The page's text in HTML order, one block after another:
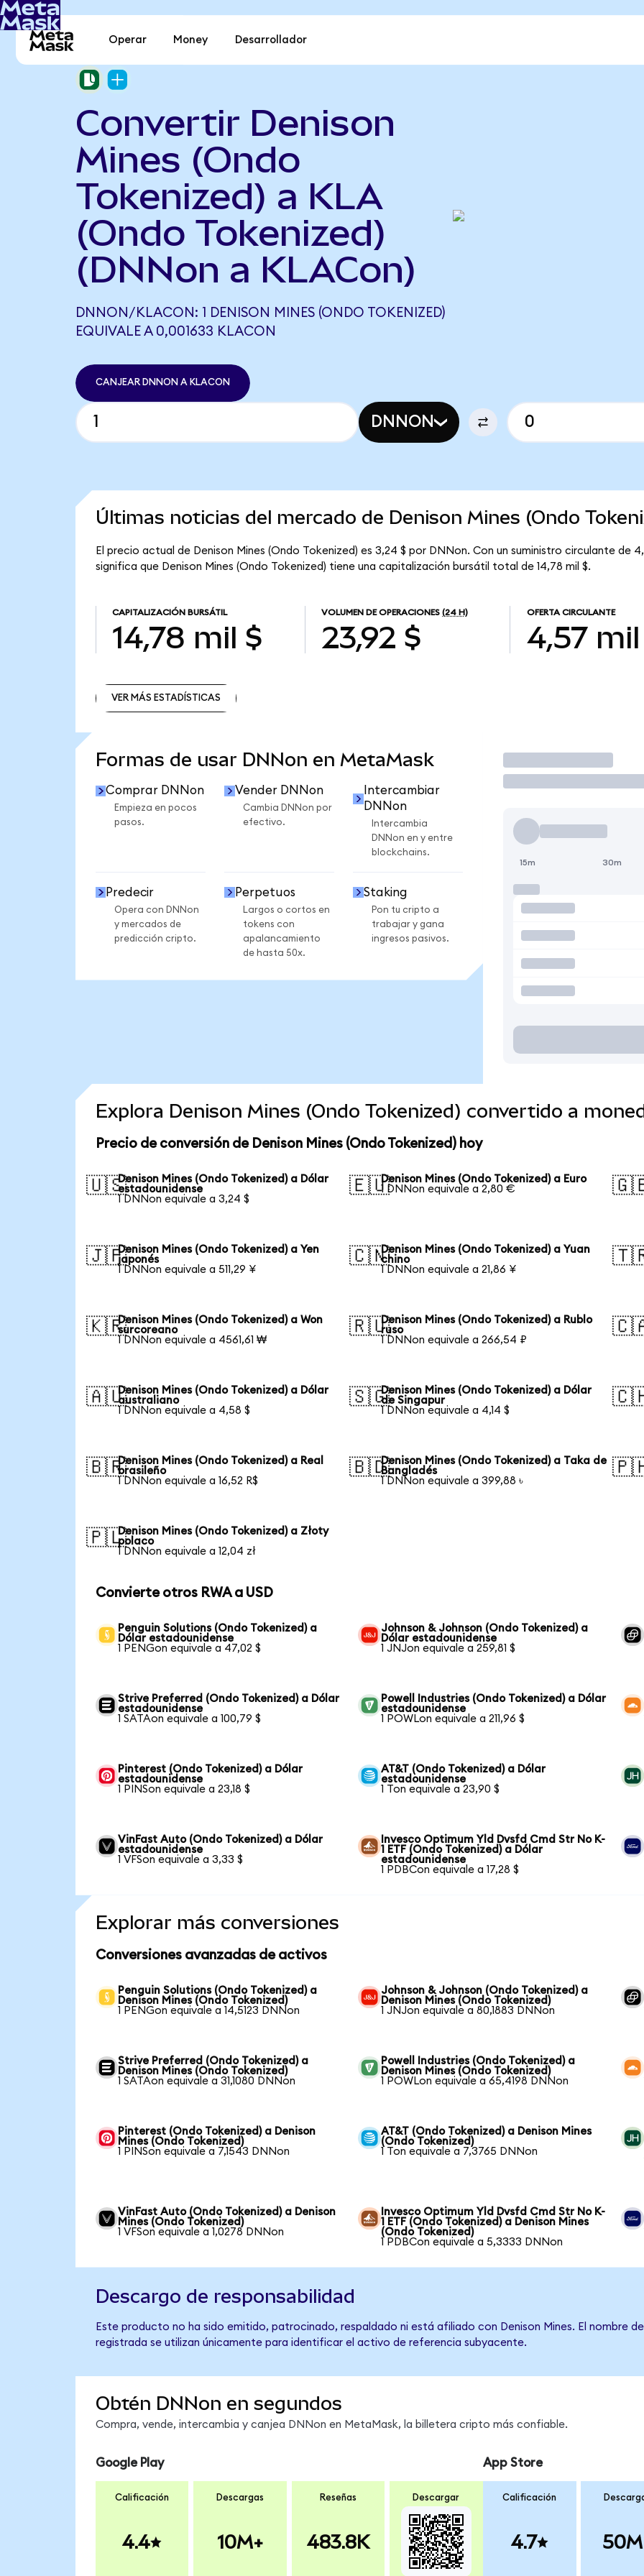
Operar Money Desarrollador
Convertir Denison
Mines (Ondo
Tokenized) a KLA
(Ondo Tokenized)
(DNNon a KLACon)
DNNON/KLACON: 1 DENISON MINES (ONDO TOKENIZED)
EQUIVALE A 0,001633 KLACON
CANJEAR DNNON A KLACON
DNNON
Últimas noticias del mercado de Denison Mines (Ondo
El precio actual de Denison Mines (Ondo Tokenized) es 3,24 $ por DNNon. Con un suministro circulante de
significa que Denison Mines (Ondo Tokenized) tiene una capitalización bursátil total de 14,78 mil $.
CAPITALIZACIÓN BURSÁTIL
14,78 mil $
VOLUMEN DE OPERACIONES (24 H)
23,92 $
OFERTA CIRCULANTE
4,57 mil
VER MÁS ESTADÍSTICAS
Formas de usar DNNon en MetaMask
Comprar DNNon
Empieza en pocos
pasos.
Vender DNNon
Cambia DNNon por
efectivo.
Intercambiar
DNNon
Intercambia
DNNon en y entre
blockchains.
Predecir
Opera con DNNon
y mercados de
predicción cripto.
Perpetuos
Largos o cortos en
tokens con
apalancamiento
de hasta 50x.
Staking
Pon tu cripto a
trabajar y gana
ingresos pasivos.
Operar
15m 30m
Explora Denison Mines (Ondo Tokenized) convertido a
Precio de conversión de Denison Mines (Ondo Tokenized) hoy
🇺🇸Denison Mines (Ondo Tokenized) a Dólar
estadounidense
1 DNNon equivale a 3,24 $
🇪🇺Denison Mines (Ondo Tokenized) a Euro
1 DNNon equivale a 2,80 €
🇯🇵Denison Mines (Ondo Tokenized) a Yen
japonés
1 DNNon equivale a 511,29 ¥
🇨🇳Denison Mines (Ondo Tokenized) a Yuan
chino
1 DNNon equivale a 21,86 ¥
🇰🇷Denison Mines (Ondo Tokenized) a Won
surcoreano
1 DNNon equivale a 4561,61 ₩
🇷🇺Denison Mines (Ondo Tokenized) a Rublo
ruso
1 DNNon equivale a 266,54 ₽
🇦🇺Denison Mines (Ondo Tokenized) a Dólar
australiano
1 DNNon equivale a 4,58 $
🇸🇬Denison Mines (Ondo Tokenized) a Dólar
de Singapur
1 DNNon equivale a 4,14 $
🇧🇷Denison Mines (Ondo Tokenized) a Real
brasileño
1 DNNon equivale a 16,52 R$
🇧🇩Denison Mines (Ondo Tokenized) a Taka de
Bangladés
1 DNNon equivale a 399,88 ৳
🇵🇱Denison Mines (Ondo Tokenized) a Złoty
polaco
1 DNNon equivale a 12,04 zł
Convierte otros RWA a USD
Penguin Solutions (Ondo Tokenized) a
Dólar estadounidense
1 PENGon equivale a 47,02 $
Johnson & Johnson (Ondo Tokenized) a
Dólar estadounidense
1 JNJon equivale a 259,81 $
Strive Preferred (Ondo Tokenized) a Dólar
estadounidense
1 SATAon equivale a 100,79 $
Powell Industries (Ondo Tokenized) a Dólar
estadounidense
1 POWLon equivale a 211,96 $
Pinterest (Ondo Tokenized) a Dólar
estadounidense
1 PINSon equivale a 23,18 $
AT&T (Ondo Tokenized) a Dólar
estadounidense
1 Ton equivale a 23,90 $
VinFast Auto (Ondo Tokenized) a Dólar
estadounidense
1 VFSon equivale a 3,33 $
Invesco Optimum Yld Dvsfd Cmd Str No K-
1 ETF (Ondo Tokenized) a Dólar
estadounidense
1 PDBCon equivale a 17,28 $
Explorar más conversiones
Conversiones avanzadas de activos
Penguin Solutions (Ondo Tokenized) a
Denison Mines (Ondo Tokenized)
1 PENGon equivale a 14,5123 DNNon
Johnson & Johnson (Ondo Tokenized) a
Denison Mines (Ondo Tokenized)
1 JNJon equivale a 80,1883 DNNon
Strive Preferred (Ondo Tokenized) a
Denison Mines (Ondo Tokenized)
1 SATAon equivale a 31,1080 DNNon
Powell Industries (Ondo Tokenized) a
Denison Mines (Ondo Tokenized)
1 POWLon equivale a 65,4198 DNNon
Pinterest (Ondo Tokenized) a Denison
Mines (Ondo Tokenized)
1 PINSon equivale a 7,1543 DNNon
AT&T (Ondo Tokenized) a Denison Mines
(Ondo Tokenized)
1 Ton equivale a 7,3765 DNNon
VinFast Auto (Ondo Tokenized) a Denison
Mines (Ondo Tokenized)
1 VFSon equivale a 1,0278 DNNon
Invesco Optimum Yld Dvsfd Cmd Str No K-
1 ETF (Ondo Tokenized) a Denison Mines
(Ondo Tokenized)
1 PDBCon equivale a 5,3333 DNNon
Descargo de responsabilidad
Este producto no ha sido emitido, patrocinado, respaldado ni está afiliado con Denison Mines. El nombre
registrada se utilizan únicamente para identificar el activo de referencia subyacente.
Obtén DNNon en segundos
Compra, vende, intercambia y canjea DNNon en MetaMask, la billetera cripto más confiable.
Google Play
Calificación
4.4
Descargas
10M+
Reseñas
483.8K
Descargar
App Store
Calificación
4.7